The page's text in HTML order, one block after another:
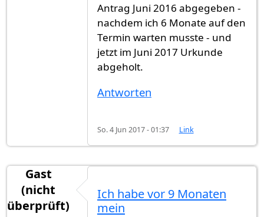
Antrag Juni 2016 abgegeben -
nachdem ich 6 Monate auf den
Termin warten musste - und
jetzt im Juni 2017 Urkunde
abgeholt.
Antworten
So. 4 Jun 2017 - 01:37 Link
Gast
(nicht
überprüft)
Ich habe vor 9 Monaten
mein